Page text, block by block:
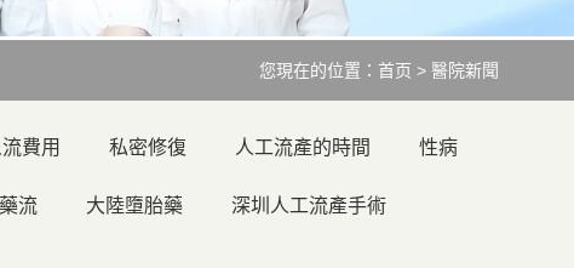
您現在的位置： 首页 > 醫院新聞
費用 私密修復 人工流產的時間 性病
流 大陸墮胎藥 深圳人工流產手術